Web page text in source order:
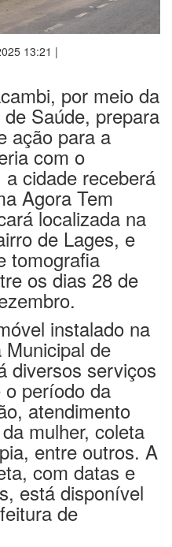
13:21 |
por meio da
Saúde, prepara
ação para a
com o
cidade receberá
Agora Tem
localizada na
de Lages, e
tomografia
os dias 28 de
instalado na
de
diversos serviços
o período da
atendimento
mulher, coleta
entre outros. A
com datas e
está disponível
de